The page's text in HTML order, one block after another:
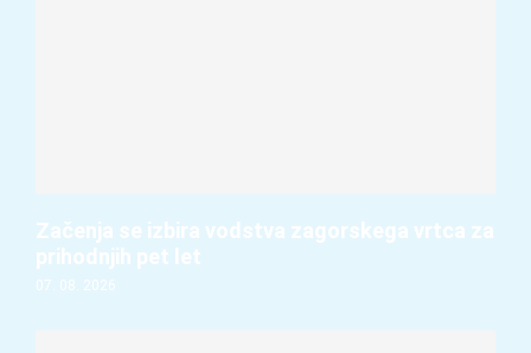
Začenja se izbira vodstva zagorskega vrtca za
prihodnjih pet let
07. 08. 2026